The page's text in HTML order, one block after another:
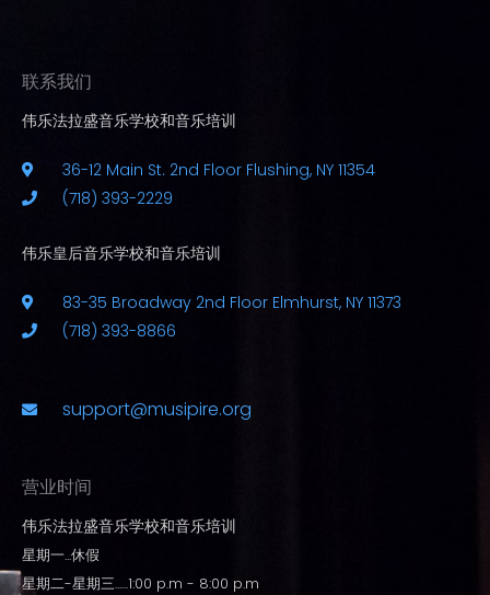
联系我们
伟乐法拉盛音乐学校和音乐培训
36-12 Main St. 2nd Floor Flushing, NY 11354
(718) 393-2229
伟乐皇后音乐学校和音乐培训
83-35 Broadway 2nd Floor Elmhurst, NY 11373
(718) 393-8866
support@musipire.org
营业时间
伟乐法拉盛音乐学校和音乐培训
星期一...休假
星期二-星期三......1:00 p.m - 8:00 p.m